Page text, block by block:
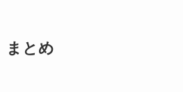
まとめ